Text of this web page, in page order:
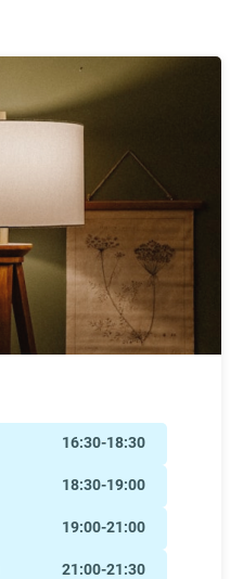
16:30-18:30
18:30-19:00
19:00-21:00
21:00-21:30